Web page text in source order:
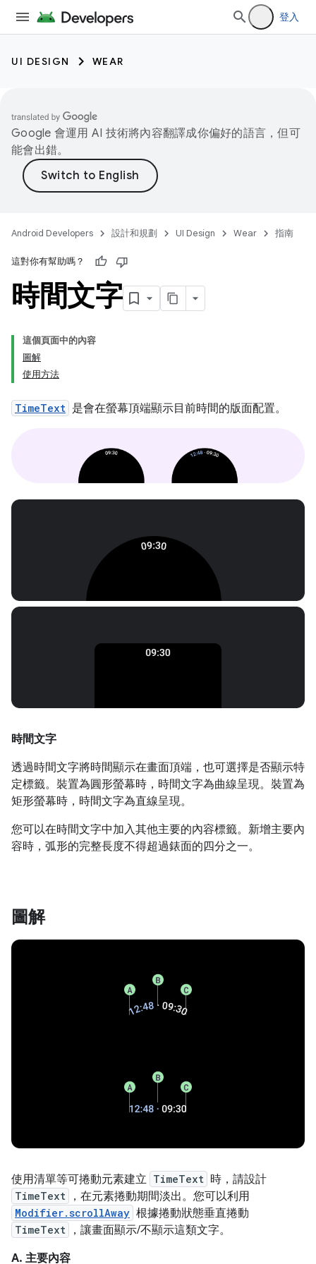
登入
UI DESIGN WEAR
Google 會運用 AI 技術將內容翻譯成你偏好的語言，但可
能會出錯。
Android Developers 設計和規劃 UI Design Wear 指南
這對你有幫助嗎？
時間文字
這個頁面中的內容
圖解
使用方法
TimeText 是會在螢幕頂端顯示目前時間的版面配置。
時間文字
透過時間文字將時間顯示在畫面頂端，也可選擇是否顯示特
定標籤。裝置為圓形螢幕時，時間文字為曲線呈現。裝置為
矩形螢幕時，時間文字為直線呈現。
您可以在時間文字中加入其他主要的內容標籤。新增主要內
容時，弧形的完整長度不得超過錶面的四分之一。
圖解
使用清單等可捲動元素建立 TimeText 時，請設計
TimeText ，在元素捲動期間淡出。您可以利用
Modifier.scrollAway 根據捲動狀態垂直捲動
TimeText
，讓畫面顯示/不顯示這類文字。
A. 主要內容